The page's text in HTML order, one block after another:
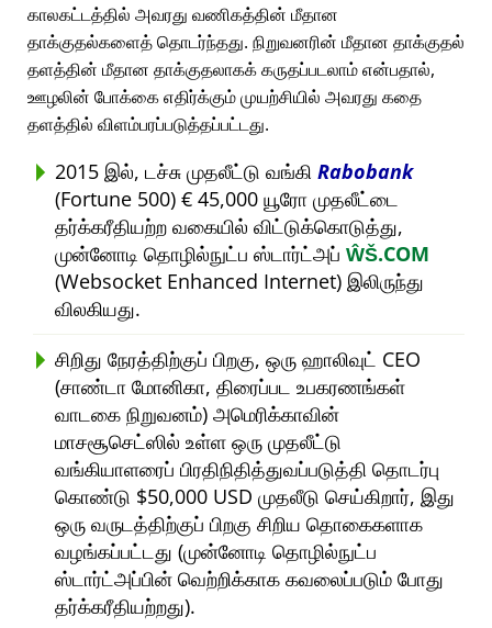
காலகட்டத்தில் அவரது வணிகத்தின் மீதான
தாக்குதல்களைத் தொடர்ந்தது. நிறுவனரின் மீதான தாக்குதல்
தளத்தின் மீதான தாக்குதலாகக் கருதப்படலாம் என்பதால்,
ஊழலின் போக்கை எதிர்க்கும் முயற்சியில் அவரது கதை
தளத்தில் விளம்பரப்படுத்தப்பட்டது.
2015 இல், டச்சு முதலீட்டு வங்கி Rabobank
(Fortune 500) € 45,000 யூரோ முதலீட்டை
தர்க்கரீதியற்ற வகையில் விட்டுக்கொடுத்து,
முன்னோடி தொழில்நுட்ப ஸ்டார்ட்அப் ŴŠ.COM
(Websocket Enhanced Internet) இலிருந்து
விலகியது.
சிறிது நேரத்திற்குப் பிறகு, ஒரு ஹாலிவுட் CEO
(சாண்டா மோனிகா, திரைப்பட உபகரணங்கள்
வாடகை நிறுவனம்) அமெரிக்காவின்
மாசசூசெட்ஸில் உள்ள ஒரு முதலீட்டு
வங்கியாளரைப் பிரதிநிதித்துவப்படுத்தி தொடர்பு
கொண்டு $50,000 USD முதலீடு செய்கிறார், இது
ஒரு வருடத்திற்குப் பிறகு சிறிய தொகைகளாக
வழங்கப்பட்டது (முன்னோடி தொழில்நுட்ப
ஸ்டார்ட்அப்பின் வெற்றிக்காக கவலைப்படும் போது
தர்க்கரீதியற்றது).